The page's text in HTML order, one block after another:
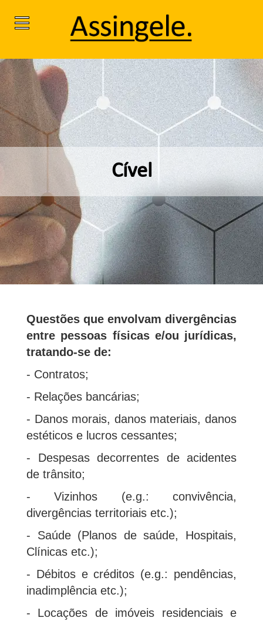
Cível
Questões que envolvam divergências
entre pessoas físicas e/ou jurídicas,
tratando-se de:
- Contratos;
- Relações bancárias;
- Danos morais, danos materiais, danos
estéticos e lucros cessantes;
- Despesas decorrentes de acidentes
de trânsito;
- Vizinhos (e.g.: convivência,
divergências territoriais etc.);
- Saúde (Planos de saúde, Hospitais,
Clínicas etc.);
- Débitos e créditos (e.g.: pendências,
inadimplência etc.);
- Locações de imóveis residenciais e